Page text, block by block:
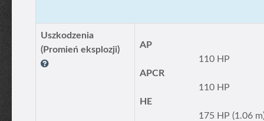
Uszkodzenia
(Promień eksplozji)
AP
110 HP
APCR
110 HP
HE
175 HP (1.06